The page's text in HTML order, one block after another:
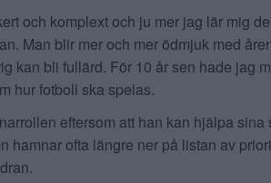
och komplext och ju mer jag lär mig
Man blir mer och mer ödmjuk med
kan bli fullärd. För 10 år sen hade jag
hur fotboll ska spelas.
eftersom att han kan hjälpa sina
hamnar ofta längre ner på listan av